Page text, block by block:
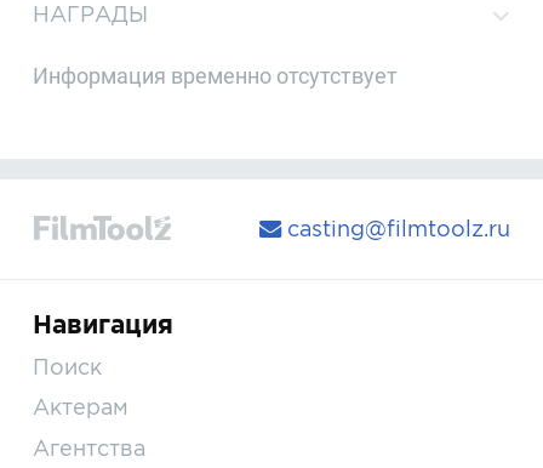
НАГРАДЫ
Информация временно отсутствует
casting@filmtoolz.ru
Навигация
Поиск
Актерам
Агентства